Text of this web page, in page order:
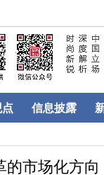
信息披露
的市场化方向